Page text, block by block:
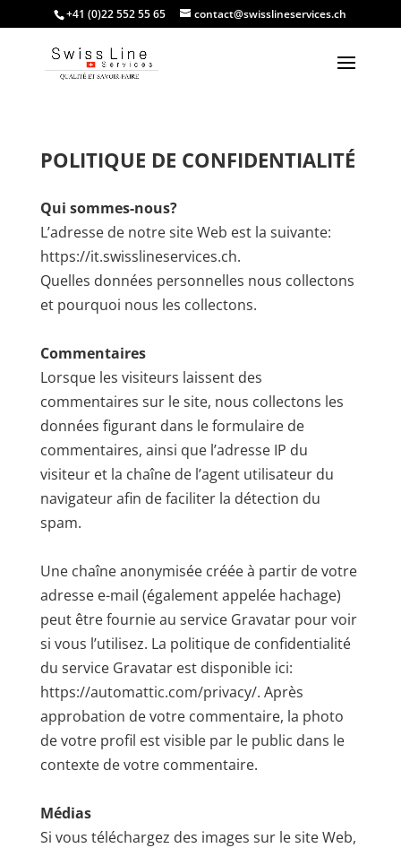
+41 (0)22 552 55 65 contact@swisslineservices.ch
POLITIQUE DE CONFIDENTIALITÉ
Qui sommes-nous?
L’adresse de notre site Web est la suivante:
https://it.swisslineservices.ch.
Quelles données personnelles nous collectons
et pourquoi nous les collectons.
Commentaires
Lorsque les visiteurs laissent des
commentaires sur le site, nous collectons les
données figurant dans le formulaire de
commentaires, ainsi que l’adresse IP du
visiteur et la chaîne de l’agent utilisateur du
navigateur afin de faciliter la détection du
spam.
Une chaîne anonymisée créée à partir de votre
adresse e-mail (également appelée hachage)
peut être fournie au service Gravatar pour voir
si vous l’utilisez. La politique de confidentialité
du service Gravatar est disponible ici:
https://automattic.com/privacy/. Après
approbation de votre commentaire, la photo
de votre profil est visible par le public dans le
contexte de votre commentaire.
Médias
Si vous téléchargez des images sur le site Web,